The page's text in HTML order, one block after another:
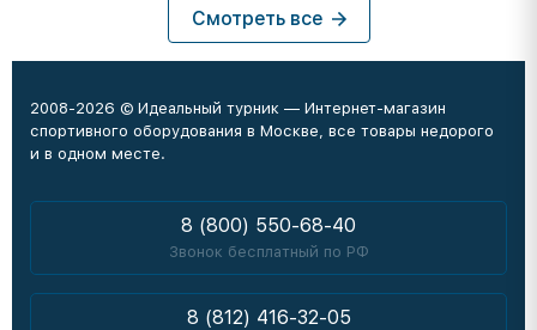
Смотреть все
2008-2026 © Идеальный турник — Интернет-магазин
спортивного оборудования в Москве, все товары недорого
и в одном месте.
8 (800) 550-68-40
Звонок бесплатный по РФ
8 (812) 416-32-05